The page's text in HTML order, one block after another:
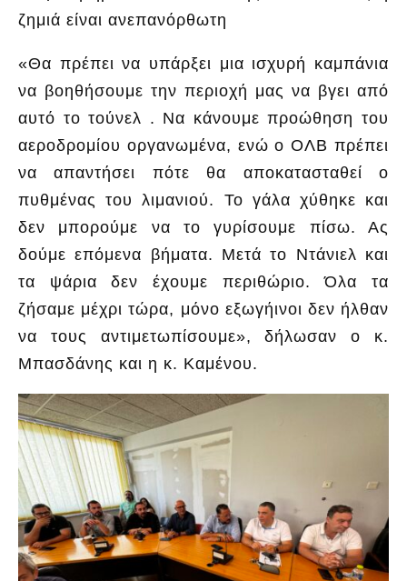
ζημιά είναι ανεπανόρθωτη
«Θα πρέπει να υπάρξει μια ισχυρή καμπάνια
να βοηθήσουμε την περιοχή μας να βγει από
αυτό το τούνελ . Να κάνουμε προώθηση του
αεροδρομίου οργανωμένα, ενώ ο ΟΛΒ πρέπει
να απαντήσει πότε θα αποκατασταθεί ο
πυθμένας του λιμανιού. Το γάλα χύθηκε και
δεν μπορούμε να το γυρίσουμε πίσω. Ας
δούμε επόμενα βήματα. Μετά το Ντάνιελ και
τα ψάρια δεν έχουμε περιθώριο. Όλα τα
ζήσαμε μέχρι τώρα, μόνο εξωγήινοι δεν ήλθαν
να τους αντιμετωπίσουμε», δήλωσαν ο κ.
Μπασδάνης και η κ. Καμένου.